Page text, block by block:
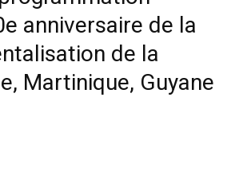
anniversaire de la
de la
Martinique, Guyane